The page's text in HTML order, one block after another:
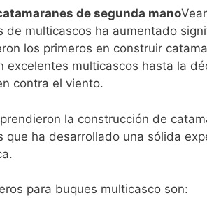
de segunda mano
de multicascos ha aumentado
los primeros en construir
excelentes multicascos hasta la
contra el viento.
la construcción de
que ha desarrollado una sólida
para buques multicasco son: